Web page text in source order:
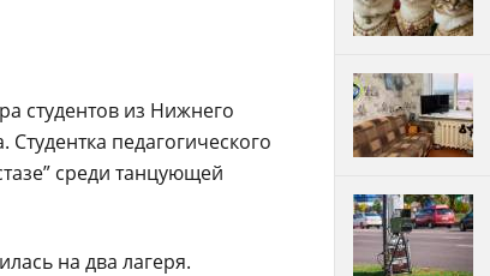
студентов из Нижнего
педагогического
среди танцующей
на два лагеря.